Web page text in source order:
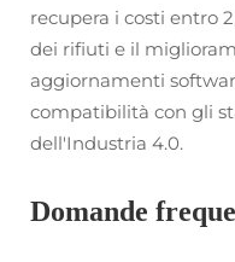
recupera i costi entro
dei rifiuti e il
aggiornamenti
compatibilità con gli
dell'Industria 4.0.
Domande